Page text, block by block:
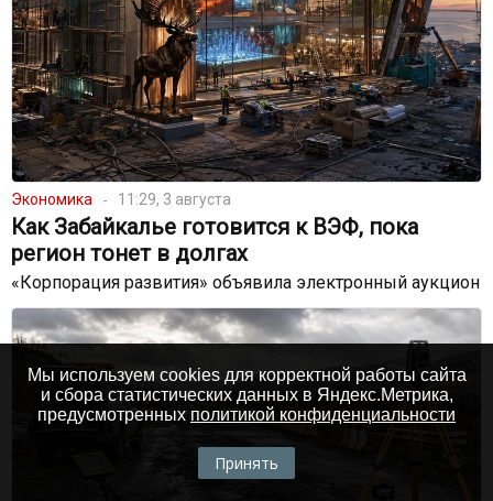
Экономика 11:29, 3 августа
Как Забайкалье готовится к ВЭФ, пока
регион тонет в долгах
«Корпорация развития» объявила электронный аукцион
Мы используем cookies для корректной работы сайта
и сбора статистических данных в Яндекс.Метрика,
предусмотренных политикой конфиденциальности
Принять